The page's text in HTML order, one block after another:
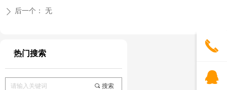
ꄲ 后一个： 无
热门搜索
끠 搜索
끅
뀩